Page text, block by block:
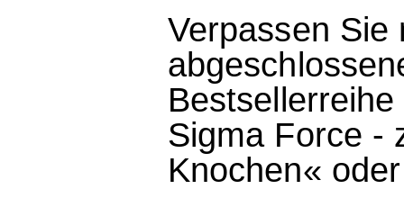
Verpassen Sie
Sigma Force -
Knochen«